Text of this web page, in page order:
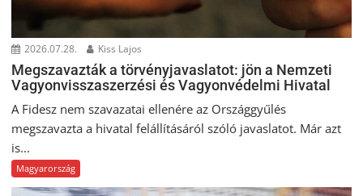
2026.07.28. Kiss Lajos
Megszavazták a törvényjavaslatot: jön a Nemzeti
Vagyonvisszaszerzési és Vagyonvédelmi Hivatal
A Fidesz nem szavazatai ellenére az Országgyűlés
megszavazta a hivatal felállításáról szóló javaslatot. Már azt
is...
Magyarország